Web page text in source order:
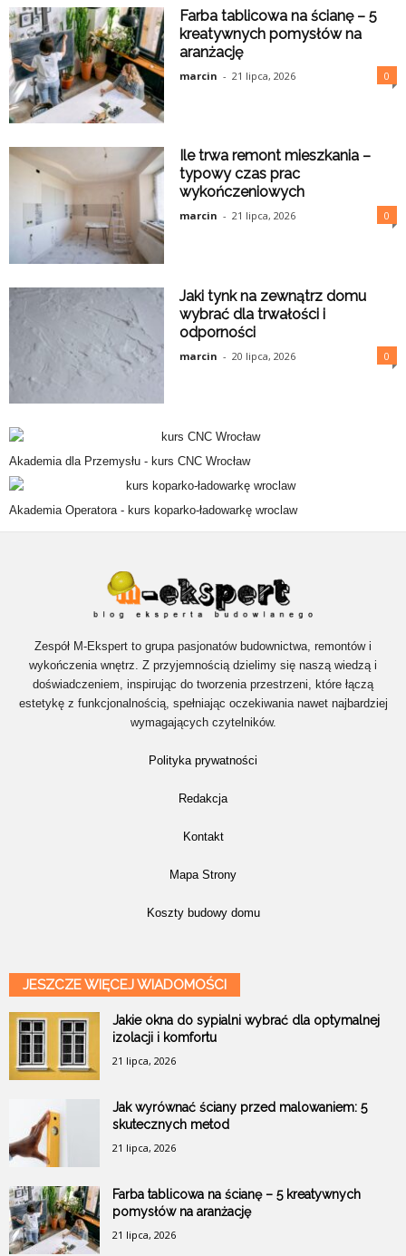
Farba tablicowa na ścianę – 5
kreatywnych pomysłów na
aranżację
marcin - 21 lipca, 2026 0
Ile trwa remont mieszkania –
typowy czas prac
wykończeniowych
marcin - 21 lipca, 2026 0
Jaki tynk na zewnątrz domu
wybrać dla trwałości i
odporności
marcin - 20 lipca, 2026 0
Akademia dla Przemysłu - kurs CNC Wrocław
Akademia Operatora - kurs koparko-ładowarkę wroclaw
Zespół M-Ekspert to grupa pasjonatów budownictwa, remontów i
wykończenia wnętrz. Z przyjemnością dzielimy się naszą wiedzą i
doświadczeniem, inspirując do tworzenia przestrzeni, które łączą
estetykę z funkcjonalnością, spełniając oczekiwania nawet najbardziej
wymagających czytelników.
Polityka prywatności
Redakcja
Kontakt
Mapa Strony
Koszty budowy domu
JESZCZE WIĘCEJ WIADOMOŚCI
Jakie okna do sypialni wybrać dla optymalnej
izolacji i komfortu
21 lipca, 2026
Jak wyrównać ściany przed malowaniem: 5
skutecznych metod
21 lipca, 2026
Farba tablicowa na ścianę – 5 kreatywnych
pomysłów na aranżację
21 lipca, 2026